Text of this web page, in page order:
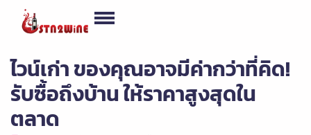
ไวน์เก่า ของคุณอาจมีค่ากว่าที่คิด!
รับซื้อถึงบ้าน ให้ราคาสูงสุดใน
ตลาด